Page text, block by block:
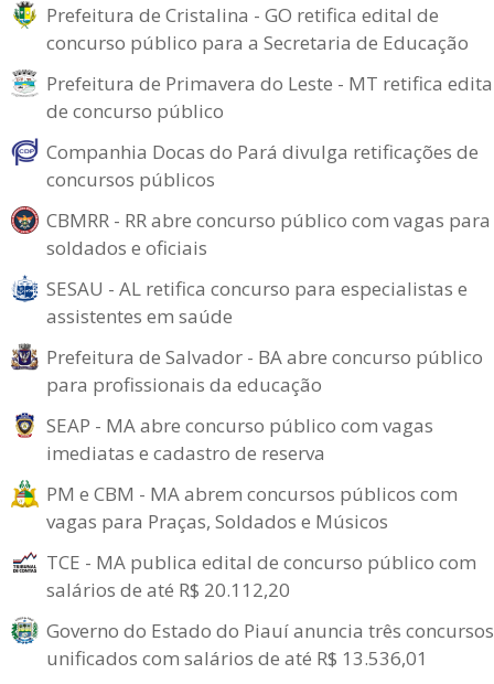
Prefeitura de Cristalina - GO retifica edital de
concurso público para a Secretaria de Educação
Prefeitura de Primavera do Leste - MT retifica
de concurso público
Companhia Docas do Pará divulga retificações de
concursos públicos
CBMRR - RR abre concurso público com vagas para
soldados e oficiais
SESAU - AL retifica concurso para especialistas e
assistentes em saúde
Prefeitura de Salvador - BA abre concurso público
para profissionais da educação
SEAP - MA abre concurso público com vagas
imediatas e cadastro de reserva
PM e CBM - MA abrem concursos públicos com
vagas para Praças, Soldados e Músicos
TCE - MA publica edital de concurso público com
salários de até R$ 20.112,20
Governo do Estado do Piauí anuncia três concursos
unificados com salários de até R$ 13.536,01